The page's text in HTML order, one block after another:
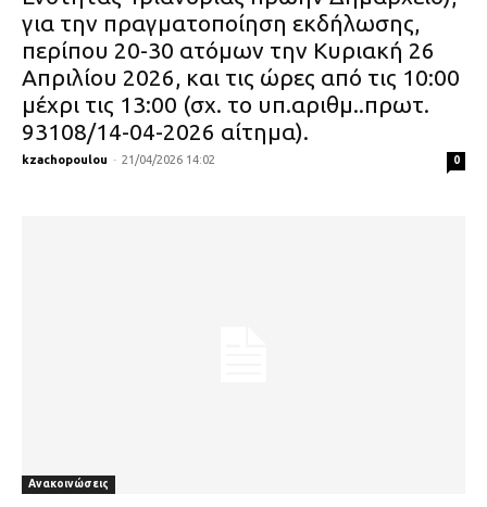
για την πραγματοποίηση εκδήλωσης,
περίπου 20-30 ατόμων την Κυριακή 26
Απριλίου 2026, και τις ώρες από τις 10:00
μέχρι τις 13:00 (σχ. το υπ.αριθμ..πρωτ.
93108/14-04-2026 αίτημα).
kzachopoulou - 21/04/2026 14:02 0
Ανακοινώσεις